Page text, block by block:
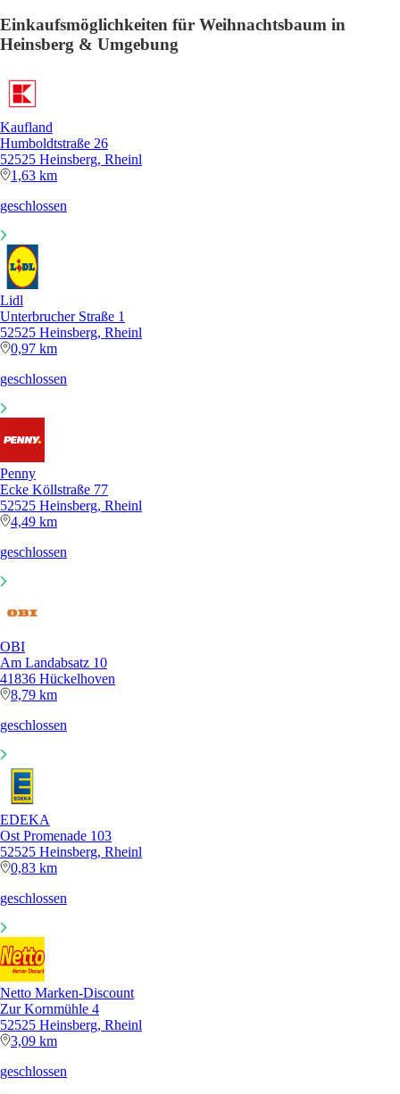
Einkaufsmöglichkeiten für Weihnachtsbaum in
Heinsberg & Umgebung
Kaufland
Humboldtstraße 26
52525 Heinsberg, Rheinl
1,63 km
geschlossen
Lidl
Unterbrucher Straße 1
52525 Heinsberg, Rheinl
0,97 km
geschlossen
Penny
Ecke Köllstraße 77
52525 Heinsberg, Rheinl
4,49 km
geschlossen
OBI
Am Landabsatz 10
41836 Hückelhoven
8,79 km
geschlossen
EDEKA
Ost Promenade 103
52525 Heinsberg, Rheinl
0,83 km
geschlossen
Netto Marken-Discount
Zur Kornmühle 4
52525 Heinsberg, Rheinl
3,09 km
geschlossen